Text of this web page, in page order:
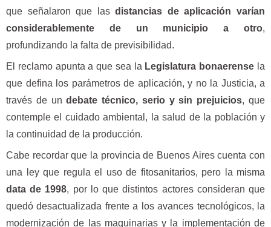
que señalaron que lasdistancias de aplicación varían
considerablemente de un municipio a otro,
profundizando la falta de previsibilidad.
El reclamo apunta a que sea la Legislatura bonaerense la
que defina los parámetros de aplicación, y no la Justicia, a
través de undebate técnico, serio y sin prejuicios, que
contemple el cuidado ambiental, la salud de la población y
la continuidad de la producción.
Cabe recordar que la provincia de Buenos Aires cuenta con
una ley que regula el uso de fitosanitarios, pero la misma
data de 1998, por lo que distintos actores consideran que
quedó desactualizada frente a los avances tecnológicos, la
modernización de las maquinarias y la implementación de